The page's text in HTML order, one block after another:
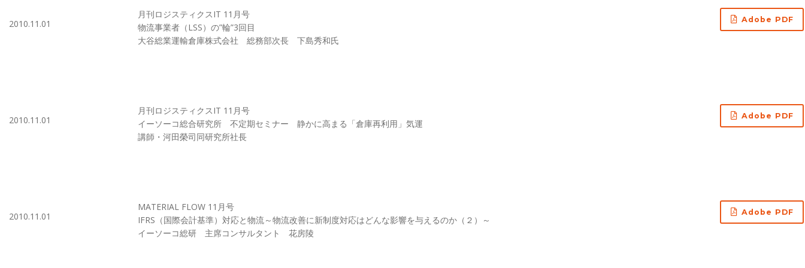
2010.11.01
月刊ロジスティクスIT 11月号
物流事業者（LSS）の”輪”3回目
大谷総業運輸倉庫株式会社 総務部次長 下島秀和氏
Adobe PDF
2010.11.01
月刊ロジスティクスIT 11月号
イーソーコ総合研究所 不定期セミナー 静かに高まる「倉庫再利用」気運
講師・河田榮司同研究所社長
Adobe PDF
2010.11.01
MATERIAL FLOW 11月号
IFRS（国際会計基準）対応と物流～物流改善に新制度対応はどんな影響を与えるのか（２）～
イーソーコ総研 主席コンサルタント 花房陵
Adobe PDF